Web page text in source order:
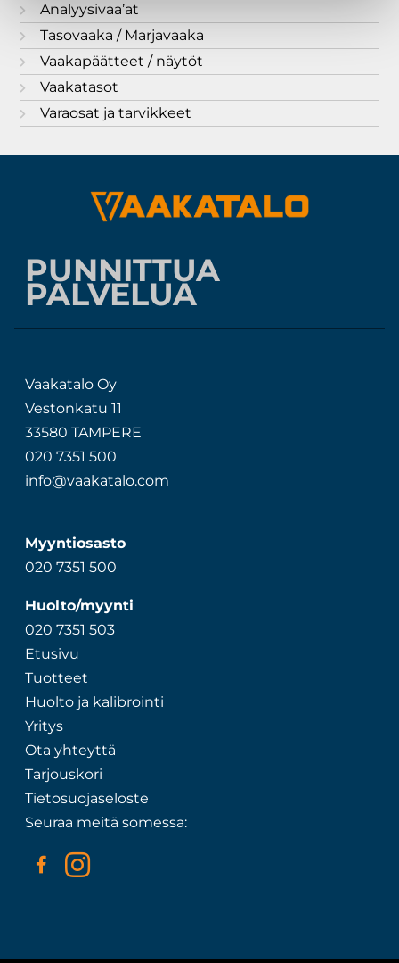
Analyysivaa’at
Tasovaaka / Marjavaaka
Vaakapäätteet / näytöt
Vaakatasot
Varaosat ja tarvikkeet
PUNNITTUA
PALVELUA
Vaakatalo Oy
Vestonkatu 11
33580 TAMPERE
020 7351 500
info@vaakatalo.com
Myyntiosasto
020 7351 500
Huolto/myynti
020 7351 503
Etusivu
Tuotteet
Huolto ja kalibrointi
Yritys
Ota yhteyttä
Tarjouskori
Tietosuojaseloste
Seuraa meitä somessa: